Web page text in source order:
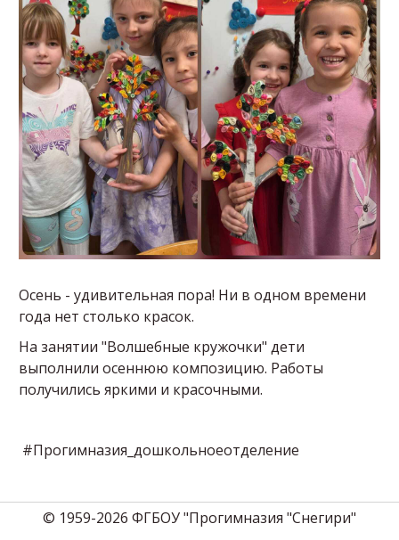
Осень - удивительная пора! Ни в одном времени
года нет столько красок.
На занятии "Волшебные кружочки" дети
выполнили осеннюю композицию. Работы
получились яркими и красочными.
#Прогимназия_дошкольноеотделение
© 1959-2026 ФГБОУ "Прогимназия "Снегири"